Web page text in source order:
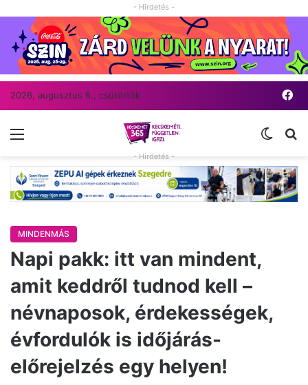
- Hirdetés -
2026, augusztus 6., csütörtök
Menü
- Hirdetés -
MINDENMÁS
Napi pakk: itt van mindent,
amit keddről tudnod kell –
névnaposok, érdekességek,
évfordulók is időjárás-
előrejelzés egy helyen!